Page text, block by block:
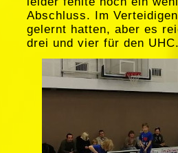
Abschluss. Im
gelernt hatten, aber es
drei und vier für den